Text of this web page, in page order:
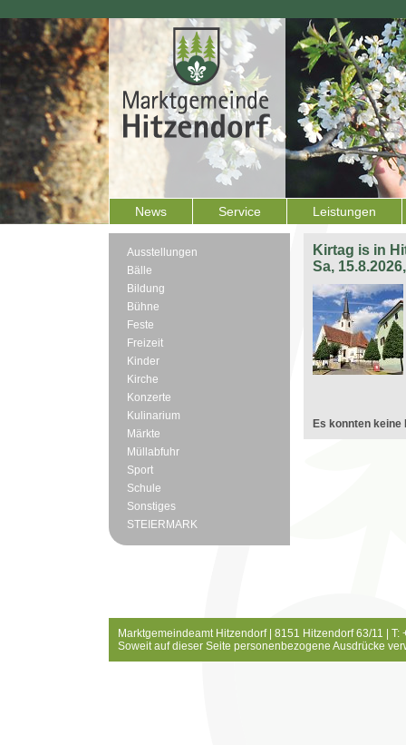
News Service Leistungen
Ausstellungen
Bälle
Bildung
Bühne
Feste
Freizeit
Kinder
Kirche
Konzerte
Kulinarium
Märkte
Müllabfuhr
Sport
Schule
Sonstiges
STEIERMARK
Kirtag is in
Sa,
Es konnten keine
Marktgemeindeamt Hitzendorf | 8151 Hitzendorf 63/11 |
Soweit auf dieser Seite personenbezogene Ausdrücke